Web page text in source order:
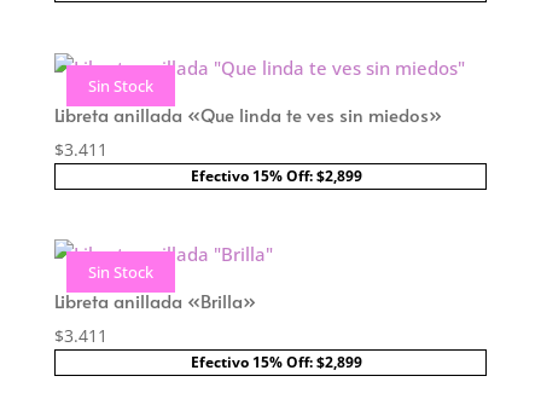
Sin Stock
Libreta anillada «Que linda te ves sin miedos»
$3.411
Efectivo 15% Off: $2,899
Sin Stock
Libreta anillada «Brilla»
$3.411
Efectivo 15% Off: $2,899